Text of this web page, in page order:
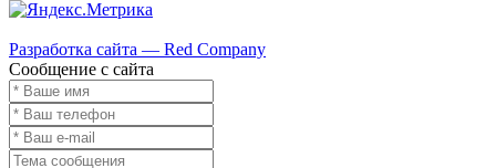
Разработка сайта — Red Company
Сообщение с сайта